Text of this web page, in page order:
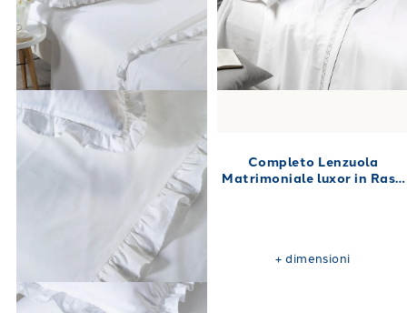
Completo Lenzuola
Matrimoniale luxor in Raso
+dimensioni